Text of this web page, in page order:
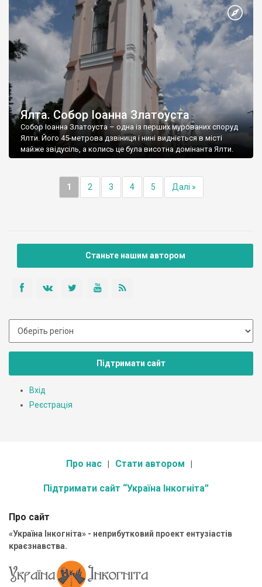
Ялта. Собор Іоанна Златоуста
Собор Іоанна Златоуста – одна із перших мурованих споруд
Ялти. Його 45-метрова дзвіниця і нині видніється в місті
майже звідусіль, а колись це була висотна домінанта Ялти.
1 2 3 4 5 Далі »
Станьте нашим автором
Підтримати сайт
Вхід
Реєстрація
Про нас Стати автором
Підтримати сайт “Україна Інкогніта”
Про сайт
«Україна Інкогніта» - неприбутковий проект ентузіастів
краєзнавства.